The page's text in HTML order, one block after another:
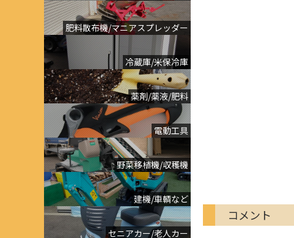
肥料散布機/マニアスプレッダー
冷蔵庫/米保冷庫
薬剤/薬液/肥料
電動工具
野菜移植機/収穫機
建機/車輌など
セニアカー/老人カー
コメント